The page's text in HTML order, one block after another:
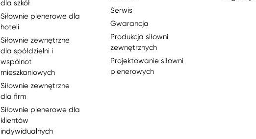
dla szkół
Siłownie plenerowe dla
hoteli
Siłownie zewnętrzne
dla spółdzielni i
wspólnot
mieszkaniowych
Siłownie zewnętrzne
dla firm
Siłownie plenerowe dla
klientów
indywidualnych
Serwis
Gwarancja
Produkcja siłowni
zewnętrznych
Projektowanie siłowni
plenerowych